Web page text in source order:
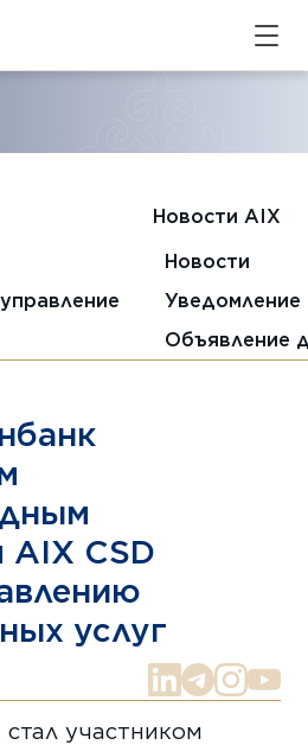
Новости AIX
Новости
Объявление
AIX CSD
услуг
участником